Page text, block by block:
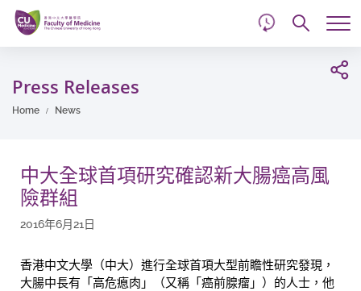
Skip
main
content
Press Releases
Home News
中大全球首項研究確認新大腸癌高風
險群組
2016年6月21日
香港中文大學（中大）進行全球首項大型前瞻性研究發現，
大腸中長有「高危瘜肉」（又稱「癌前腺瘤」）的人士，他